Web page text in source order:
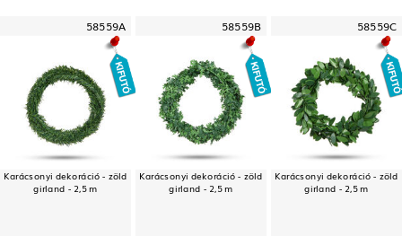
58559A
Karácsonyi dekoráció - zöld
girland - 2,5 m
58559B
Karácsonyi dekoráció - zöld
girland - 2,5 m
58559C
Karácsonyi dekoráció - zöld
girland - 2,5 m